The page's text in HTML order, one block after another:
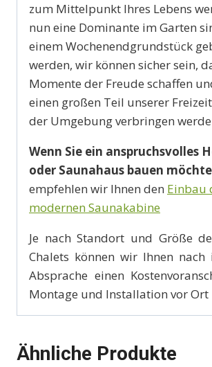
zum Mittelpunkt Ihres Lebens
nun eine Dominante im Garten
einem Wochenendgrundstück
werden, wir können sicher sein,
Momente der Freude schaffen
einen großen Teil unserer
der Umgebung verbringen
Wenn Sie ein anspruchsvolles
oder Saunahaus bauen
empfehlen wir Ihnen den Einbau
modernen Saunakabine
Je nach Standort und Größe
Chalets können wir Ihnen
Absprache einen
Montage und Installation vor Ort
Ähnliche Produkte